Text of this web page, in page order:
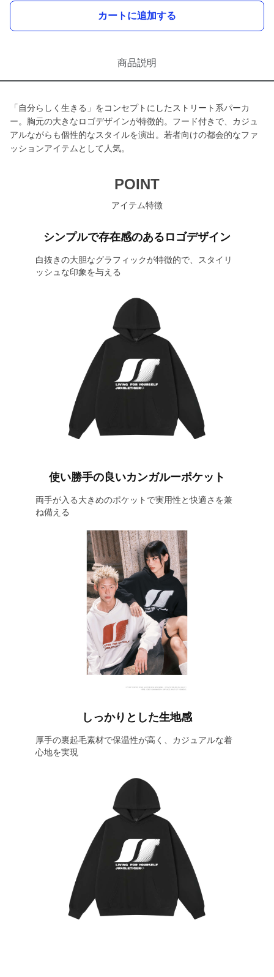
カートに追加する
商品説明
「自分らしく生きる」をコンセプトにしたストリート系パーカ
ー。胸元の大きなロゴデザインが特徴的。フード付きで、カジュ
アルながらも個性的なスタイルを演出。若者向けの都会的なファ
ッションアイテムとして人気。
POINT
アイテム特徴
シンプルで存在感のあるロゴデザイン
白抜きの大胆なグラフィックが特徴的で、スタイリ
ッシュな印象を与える
使い勝手の良いカンガルーポケット
両手が入る大きめのポケットで実用性と快適さを兼
ね備える
しっかりとした生地感
厚手の裏起毛素材で保温性が高く、カジュアルな着
心地を実現